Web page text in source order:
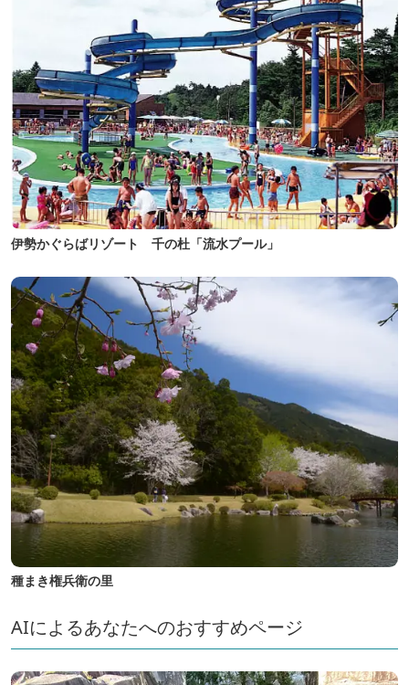
伊勢かぐらばリゾート 千の杜「流水プール」
種まき権兵衛の里
AIによるあなたへのおすすめページ